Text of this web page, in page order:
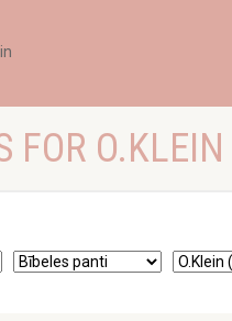
FOR O.KLEIN